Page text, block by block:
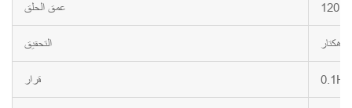
عمق الحلق
التحقيق
قرار 0.1H